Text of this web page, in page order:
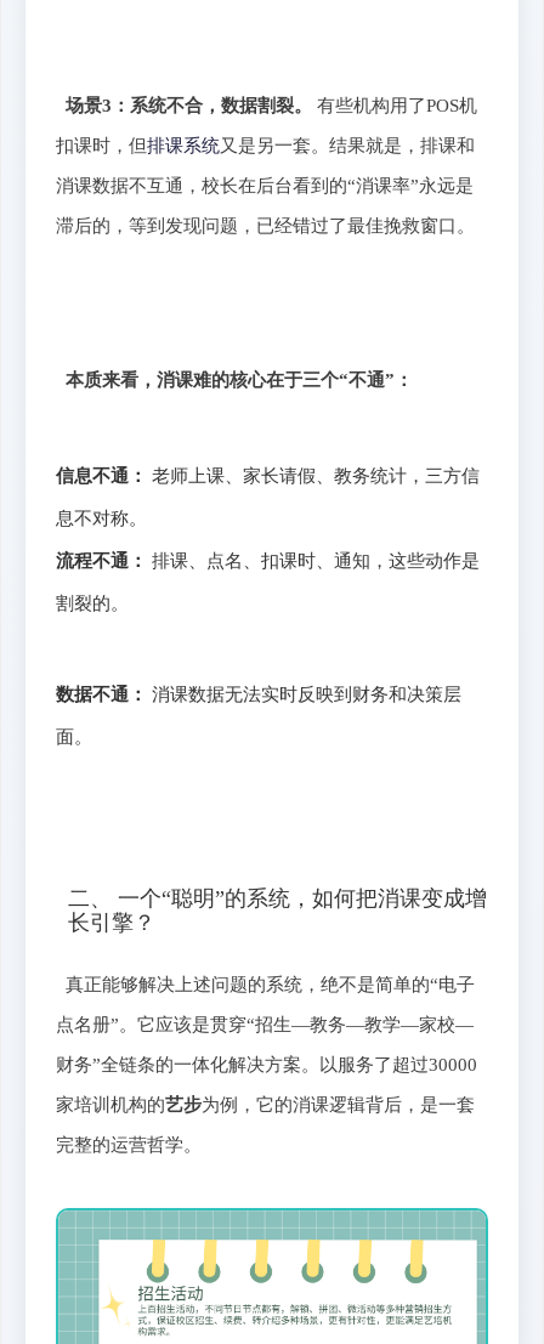
场景3：系统不合，数据割裂。 有些机构用了POS机
扣课时，但排课系统又是另一套。结果就是，排课和
消课数据不互通，校长在后台看到的“消课率”永远是
滞后的，等到发现问题，已经错过了最佳挽救窗口。
本质来看，消课难的核心在于三个“不通”：
信息不通： 老师上课、家长请假、教务统计，三方信
息不对称。
流程不通： 排课、点名、扣课时、通知，这些动作是
割裂的。
数据不通： 消课数据无法实时反映到财务和决策层
面。
二、 一个“聪明”的系统，如何把消课变成增
长引擎？
真正能够解决上述问题的系统，绝不是简单的“电子
点名册”。它应该是贯穿“招生—教务—教学—家校—
财务”全链条的一体化解决方案。以服务了超过30000
家培训机构的艺步为例，它的消课逻辑背后，是一套
完整的运营哲学。